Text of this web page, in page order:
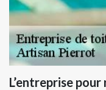
L’entreprise